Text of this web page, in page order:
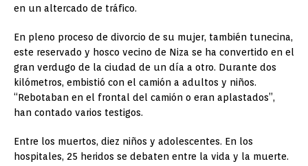
en un altercado de tráfico.
En pleno proceso de divorcio de su mujer, también tunecina,
este reservado y hosco vecino de Niza se ha convertido en el
gran verdugo de la ciudad de un día a otro. Durante dos
kilómetros, embistió con el camión a adultos y niños.
“Rebotaban en el frontal del camión o eran aplastados”,
han contado varios testigos.
Entre los muertos, diez niños y adolescentes. En los
hospitales, 25 heridos se debaten entre la vida y la muerte.